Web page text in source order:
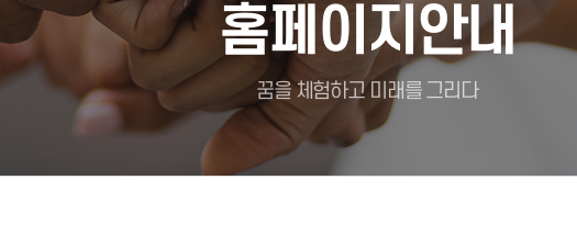
홈페이지안내
꿈을 체험하고 미래를 그리다